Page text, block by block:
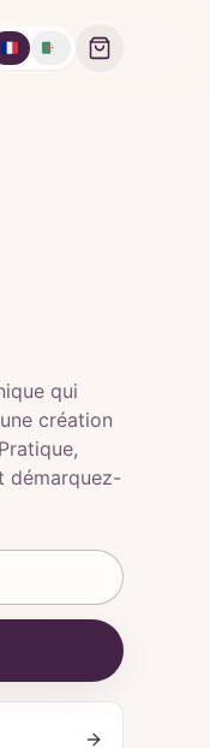
🇫🇷 🇩🇿
qui
création
démarquez-